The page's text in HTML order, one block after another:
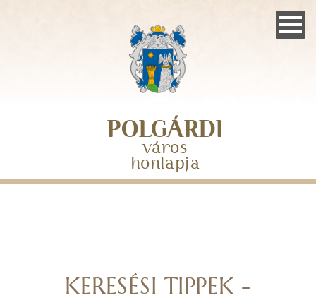
POLGÁRDI
város
honlapja
KERESÉSI TIPPEK -